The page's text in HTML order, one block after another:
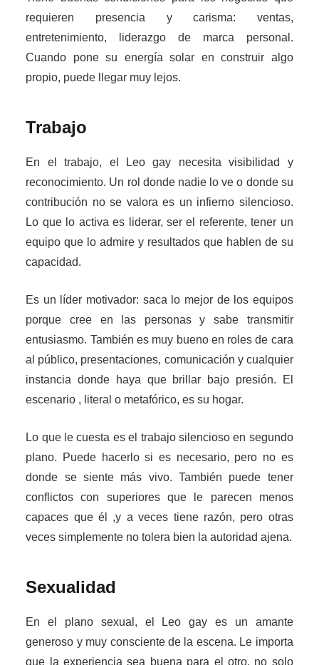
requieren presencia y carisma: ventas,
entretenimiento, liderazgo de marca personal.
Cuando pone su energía solar en construir algo
propio, puede llegar muy lejos.
Trabajo
En el trabajo, el Leo gay necesita visibilidad y
reconocimiento. Un rol donde nadie lo ve o donde su
contribución no se valora es un infierno silencioso.
Lo que lo activa es liderar, ser el referente, tener un
equipo que lo admire y resultados que hablen de su
capacidad.
Es un líder motivador: saca lo mejor de los equipos
porque cree en las personas y sabe transmitir
entusiasmo. También es muy bueno en roles de cara
al público, presentaciones, comunicación y cualquier
instancia donde haya que brillar bajo presión. El
escenario , literal o metafórico, es su hogar.
Lo que le cuesta es el trabajo silencioso en segundo
plano. Puede hacerlo si es necesario, pero no es
donde se siente más vivo. También puede tener
conflictos con superiores que le parecen menos
capaces que él ,y a veces tiene razón, pero otras
veces simplemente no tolera bien la autoridad ajena.
Sexualidad
En el plano sexual, el Leo gay es un amante
generoso y muy consciente de la escena. Le importa
que la experiencia sea buena para el otro, no solo